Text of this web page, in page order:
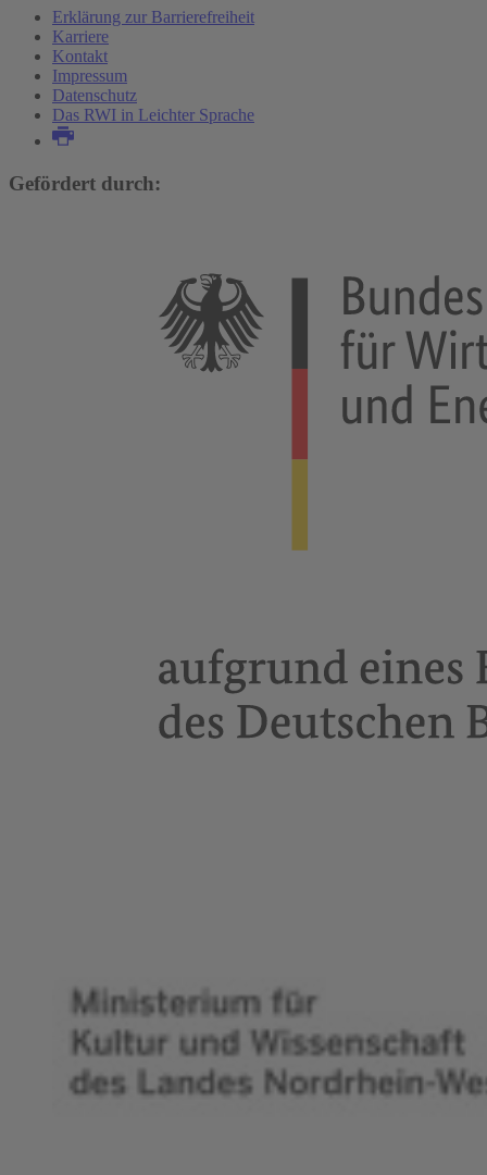
Erklärung zur Barrierefreiheit
Karriere
Kontakt
Impressum
Datenschutz
Das RWI in Leichter Sprache
Gefördert durch: